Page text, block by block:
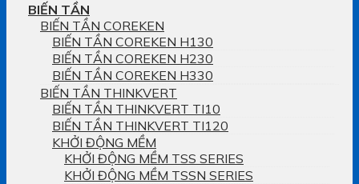
BIẾN TẦN
BIẾN TẦN COREKEN
BIẾN TẦN COREKEN H130
BIẾN TẦN COREKEN H230
BIẾN TẦN COREKEN H330
BIẾN TẦN THINKVERT
BIẾN TẦN THINKVERT TI10
BIẾN TẦN THINKVERT TI120
KHỞI ĐỘNG MỀM
KHỞI ĐỘNG MỀM TSS SERIES
KHỞI ĐỘNG MỀM TSSN SERIES